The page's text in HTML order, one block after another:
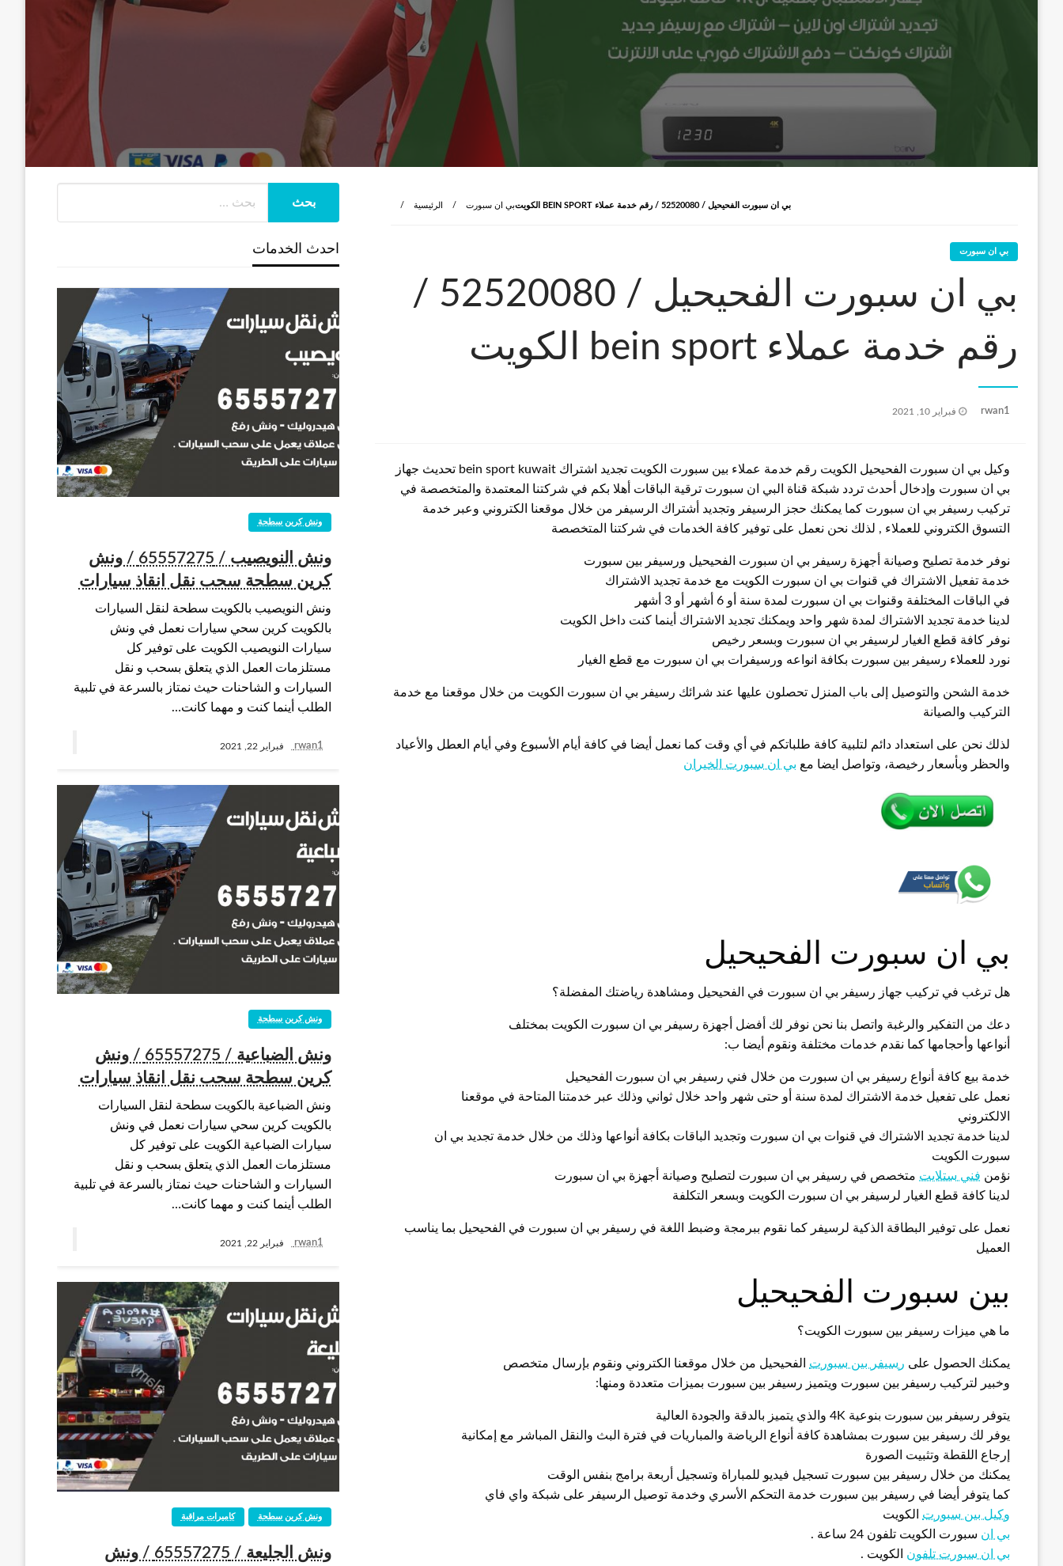
الرئيسية بي ان سبورت بي ان سبورت الفحيحيل / 52520080 / رقم خدمة عملاء BEIN SPORT الكويت
بي ان سبورت
بي ان سبورت الفحيحيل / 52520080 /
رقم خدمة عملاء bein sport الكويت
rwan1
نُشر
فبراير 10, 2021
وكيل بي ان سبورت الفحيحيل الكويت رقم خدمة عملاء بين سبورت الكويت تجديد اشتراك bein sport kuwait تحديث جهاز
بي ان سبورت وإدخال أحدث تردد شبكة قناة البي ان سبورت ترقية الباقات أهلا بكم في شركتنا المعتمدة والمتخصصة في
تركيب رسيفر بي ان سبورت كما يمكنك حجز الرسيفر وتجديد أشتراك الرسيفر من خلال موقعنا الكتروني وعبر خدمة
التسوق الكتروني للعملاء , لذلك نحن نعمل على توفير كافة الخدمات في شركتنا المتخصصة
نوفر خدمة تصليح وصيانة أجهزة رسيفر بي ان سبورت الفحيحيل ورسيفر بين سبورت
خدمة تفعيل الاشتراك في قنوات بي ان سبورت الكويت مع خدمة تجديد الاشتراك
في الباقات المختلفة وقنوات بي ان سبورت لمدة سنة أو 6 أشهر أو 3 أشهر
لدينا خدمة تجديد الاشتراك لمدة شهر واحد ويمكنك تجديد الاشتراك أينما كنت داخل الكويت
نوفر كافة قطع الغيار لرسيفر بي ان سبورت وبسعر رخيص
نورد للعملاء رسيفر بين سبورت بكافة انواعه ورسيفرات بي ان سبورت مع قطع الغيار
خدمة الشحن والتوصيل إلى باب المنزل تحصلون عليها عند شرائك رسيفر بي ان سبورت الكويت من خلال موقعنا مع خدمة
التركيب والصيانة
لذلك نحن على استعداد دائم لتلبية كافة طلباتكم في أي وقت كما نعمل أيضا في كافة أيام الأسبوع وفي أيام العطل والأعياد
والحظر وبأسعار رخيصة، وتواصل ايضا مع بي ان سبورت الخيران
بي ان سبورت الفحيحيل
هل ترغب في تركيب جهاز رسيفر بي ان سبورت في الفحيحيل ومشاهدة رياضتك المفضلة؟
دعك من التفكير والرغبة واتصل بنا نحن نوفر لك أفضل أجهزة رسيفر بي ان سبورت الكويت بمختلف
أنواعها وأحجامها كما نقدم خدمات مختلفة ونقوم أيضا ب:
خدمة بيع كافة أنواع رسيفر بي ان سبورت من خلال فني رسيفر بي ان سبورت الفحيحيل
نعمل على تفعيل خدمة الاشتراك لمدة سنة أو حتى شهر واحد خلال ثواني وذلك عبر خدمتنا المتاحة في موقعنا
الالكتروني
لدينا خدمة تجديد الاشتراك في قنوات بي ان سبورت وتجديد الباقات بكافة أنواعها وذلك من خلال خدمة تجديد بي ان
سبورت الكويت
نؤمن فني ستلايت متخصص في رسيفر بي ان سبورت لتصليح وصيانة أجهزة بي ان سبورت
لدينا كافة قطع الغيار لرسيفر بي ان سبورت الكويت وبسعر التكلفة
نعمل على توفير البطاقة الذكية لرسيفر كما نقوم ببرمجة وضبط اللغة في رسيفر بي ان سبورت في الفحيحيل بما يناسب
العميل
بين سبورت الفحيحيل
ما هي ميزات رسيفر بين سبورت الكويت؟
يمكنك الحصول على رسيفر بين سبورت الفحيحيل من خلال موقعنا الكتروني ونقوم بإرسال متخصص
وخبير لتركيب رسيفر بين سبورت ويتميز رسيفر بين سبورت بميزات متعددة ومنها:
يتوفر رسيفر بين سبورت بنوعية 4K والذي يتميز بالدقة والجودة العالية
يوفر لك رسيفر بين سبورت بمشاهدة كافة أنواع الرياضة والمباريات في فترة البث والنقل المباشر مع إمكانية
إرجاع اللقطة وتثبيت الصورة
يمكنك من خلال رسيفر بين سبورت تسجيل فيديو للمباراة وتسجيل أربعة برامج بنفس الوقت
كما يتوفر أيضا في رسيفر بين سبورت خدمة التحكم الأسري وخدمة توصيل الرسيفر على شبكة واي فاي
وكيل بين سبورت الكويت
بي ان سبورت الكويت تلفون 24 ساعة .
بي ان سبورت تلفون الكويت .
احدث الخدمات
ونش كرين سطحة
ونش النويصيب / 65557275 / ونش
كرين سطحة سحب نقل انقاذ سيارات
ونش النويصيب بالكويت سطحة لنقل السيارات
بالكويت كرين سحي سيارات نعمل في ونش
سيارات النويصيب الكويت على توفير كل
مستلزمات العمل الذي يتعلق بسحب و نقل
السيارات و الشاحنات حيث نمتاز بالسرعة في تلبية
الطلب أينما كنت و مهما كانت…
rwan1 فبراير 22, 2021
ونش كرين سطحة
ونش الضباعية / 65557275 / ونش
كرين سطحة سحب نقل انقاذ سيارات
ونش الضباعية بالكويت سطحة لنقل السيارات
بالكويت كرين سحي سيارات نعمل في ونش
سيارات الضباعية الكويت على توفير كل
مستلزمات العمل الذي يتعلق بسحب و نقل
السيارات و الشاحنات حيث نمتاز بالسرعة في تلبية
الطلب أينما كنت و مهما كانت…
rwan1 فبراير 22, 2021
كاميرات مراقبة ونش كرين سطحة
ونش الجليعة / 65557275 / ونش